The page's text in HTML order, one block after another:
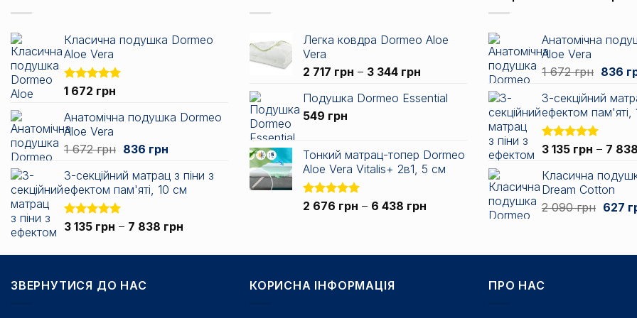
Класична подушка Dormeo
Aloe Vera
Оцінено в
з 5
1 672 грн
Анатомічна подушка Dormeo
Aloe Vera
1 672грн Оригінальна
1
672 грн.
836 грнПоточна
836 грн.
3-секційний матрац з піни з
ефектом пам'яті, 10 см
Оцінено в
з 5
3 135 грн – 7 838 грн
від
Легка ковдра Dormeo Aloe
Vera
2 717 грн – 3 344 грн
від
3
344 грн
Подушка Dormeo Essential
549 грн
Тонкий матрац-топер Dormeo
Aloe Vera Vitalis+ 2в1, 5 см
Оцінено в
2 676 грн – 6 438 грн
Анатомічна
Aloe Vera
1 672грн
1
672
836
3-секційний
ефектом пам'яті,
Оцінено в
з 5
3 135 грн – 7 838
Класична
Dream Cotton
2 090грн
090
627
ЗВЕРНУТИСЯ ДО НАС КОРИСНА ІНФОРМАЦІЯ ПРО НАС